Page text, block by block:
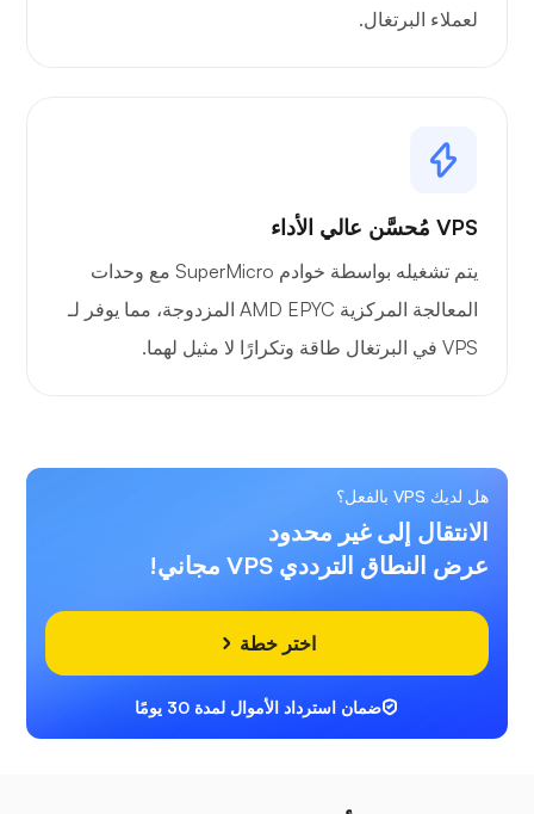
لعملاء البرتغال.
VPS مُحسَّن عالي الأداء
يتم تشغيله بواسطة خوادم SuperMicro مع وحدات
المعالجة المركزية AMD EPYC المزدوجة، مما يوفر لـ
VPS في البرتغال طاقة وتكرارًا لا مثيل لهما.
هل لديك VPS بالفعل؟
الانتقال إلى غير محدود
عرض النطاق الترددي VPS مجاني!
اختر خطة
ضمان استرداد الأموال لمدة 30 يومًا